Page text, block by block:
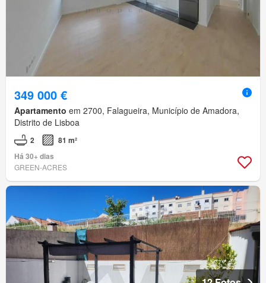
349 000 €
Apartamento em 2700, Falagueira, Município de Amadora,
Distrito de Lisboa
2
81 m²
Há 30+ dias
GREEN-ACRES